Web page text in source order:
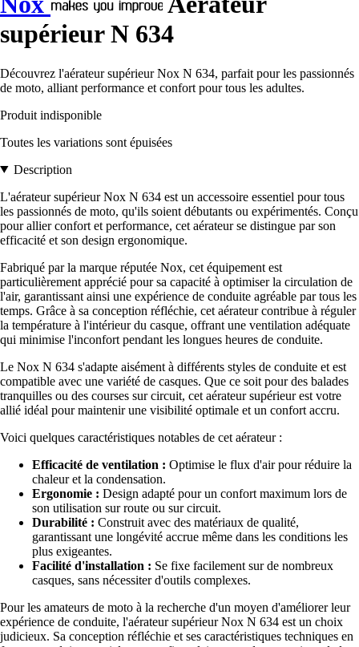
supérieur N 634
Découvrez l'aérateur supérieur Nox N 634, parfait pour les passionnés
de moto, alliant performance et confort pour tous les adultes.
Produit indisponible
Toutes les variations sont épuisées
Description
L'aérateur supérieur Nox N 634 est un accessoire essentiel pour tous
les passionnés de moto, qu'ils soient débutants ou expérimentés. Conçu
pour allier confort et performance, cet aérateur se distingue par son
efficacité et son design ergonomique.
Fabriqué par la marque réputée Nox, cet équipement est
particulièrement apprécié pour sa capacité à optimiser la circulation de
l'air, garantissant ainsi une expérience de conduite agréable par tous les
temps. Grâce à sa conception réfléchie, cet aérateur contribue à réguler
la température à l'intérieur du casque, offrant une ventilation adéquate
qui minimise l'inconfort pendant les longues heures de conduite.
Le Nox N 634 s'adapte aisément à différents styles de conduite et est
compatible avec une variété de casques. Que ce soit pour des balades
tranquilles ou des courses sur circuit, cet aérateur supérieur est votre
allié idéal pour maintenir une visibilité optimale et un confort accru.
Voici quelques caractéristiques notables de cet aérateur :
Efficacité de ventilation : Optimise le flux d'air pour réduire la
chaleur et la condensation.
Ergonomie : Design adapté pour un confort maximum lors de
son utilisation sur route ou sur circuit.
Durabilité : Construit avec des matériaux de qualité,
garantissant une longévité accrue même dans les conditions les
plus exigeantes.
Facilité d'installation : Se fixe facilement sur de nombreux
casques, sans nécessiter d'outils complexes.
Pour les amateurs de moto à la recherche d'un moyen d'améliorer leur
expérience de conduite, l'aérateur supérieur Nox N 634 est un choix
judicieux. Sa conception réfléchie et ses caractéristiques techniques en